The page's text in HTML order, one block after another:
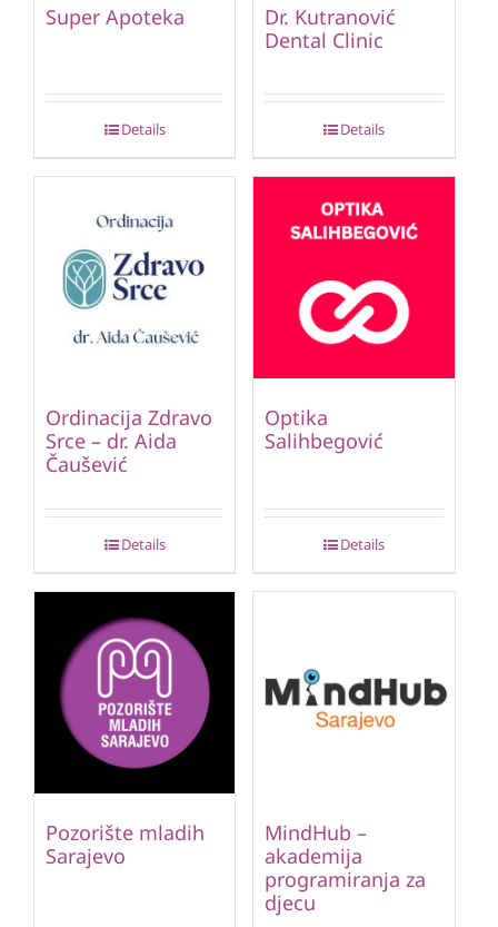
Super Apoteka
Details
Dr. Kutranović
Dental Clinic
Details
Ordinacija Zdravo
Srce – dr. Aida
Čaušević
Details
Optika
Salihbegović
Details
Pozorište mladih
Sarajevo
MindHub –
akademija
programiranja za
djecu